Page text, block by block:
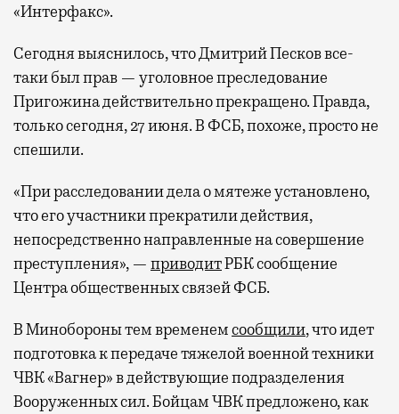
«Интерфакс».
Сегодня выяснилось, что Дмитрий Песков все-
таки был прав — уголовное преследование
Пригожина действительно прекращено. Правда,
только сегодня, 27 июня. В ФСБ, похоже, просто не
спешили.
«При расследовании дела о мятеже установлено,
что его участники прекратили действия,
непосредственно направленные на совершение
преступления», — приводитРБК сообщение
Центра общественных связей ФСБ.
В Минобороны тем временемсообщили, что идет
подготовка к передаче тяжелой военной техники
ЧВК «Вагнер» в действующие подразделения
Вооруженных сил. Бойцам ЧВК предложено, как